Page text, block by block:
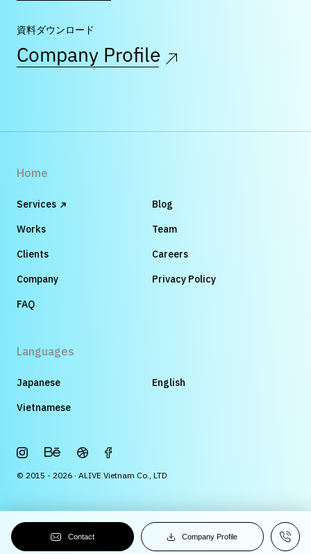
資料ダウンロード
Company Profile
© 2015 - 2026 · ALIVE Vietnam Co., LTD
Home
Services
Works
Clients
Company
FAQ
Blog
Team
Careers
Privacy Policy
Languages
Japanese
English
Vietnamese
Contact Company Profile